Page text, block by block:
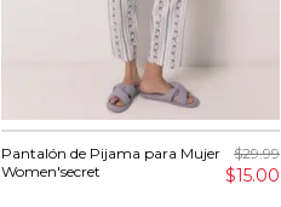
Pantalón de Pijama para Mujer
Women'secret
$29.99
$15.00